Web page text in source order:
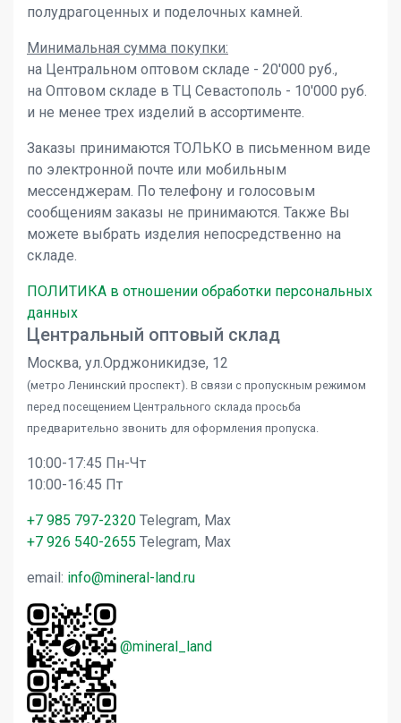
полудрагоценных и поделочных камней.
Минимальная сумма покупки:
на Центральном оптовом складе - 20'000 руб.,
на Оптовом складе в ТЦ Севастополь - 10'000 руб.
и не менее трех изделий в ассортименте.
Заказы принимаются ТОЛЬКО в письменном виде
по электронной почте или мобильным
мессенджерам. По телефону и голосовым
сообщениям заказы не принимаются. Также Вы
можете выбрать изделия непосредственно на
складе.
ПОЛИТИКА в отношении обработки персональных
данных
Центральный оптовый склад
Москва, ул.Орджоникидзе, 12
(метро Ленинский проспект). В связи с пропускным режимом
перед посещением Центрального склада просьба
предварительно звонить для оформления пропуска.
10:00-17:45 Пн-Чт
10:00-16:45 Пт
+7 985 797-2320 Telegram, Max
+7 926 540-2655 Telegram, Max
email: info@mineral-land.ru
@mineral_land